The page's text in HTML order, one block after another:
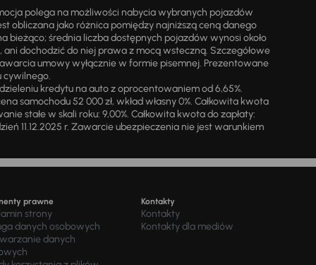
polega na możliwości nabycia wybranych pojazdów
obliczana jako różnica pomiędzy najniższą ceną danego
bieżąco; średnia liczba dostępnych pojazdów wynosi około
dochodzić do niej prawa z mocą wsteczną. Szczegółowe
umowy wyłącznie w formie pisemnej. Prezentowane
cywilnego.
kredytu na auto z oprocentowaniem od 6,65%.
samochodu 52 000 zł, wkład własny 0%. Całkowita kwota
stałe w skali roku: 9,00%. Całkowita kwota do zapłaty:
11.12.2025 r. Zawarcie ubezpieczenia nie jest warunkiem
prawne
strony
danych osobowych
danych
Kontakty
Kontakty
Kontakty dla mediów